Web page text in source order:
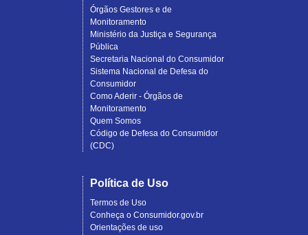
Órgãos Gestores e de
Monitoramento
Ministério da Justiça e Segurança
Pública
Secretaria Nacional do Consumidor
Sistema Nacional de Defesa do
Consumidor
Como Aderir - Órgãos de
Monitoramento
Quem Somos
Código de Defesa do Consumidor
(CDC)
Política de Uso
Termos de Uso
Conheça o Consumidor.gov.br
Orientações de uso